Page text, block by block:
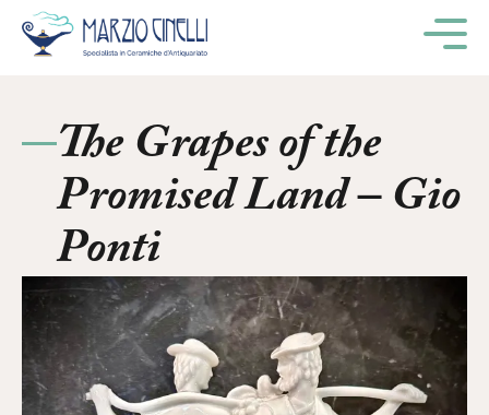
The Grapes of the
Promised Land – Gio
Ponti